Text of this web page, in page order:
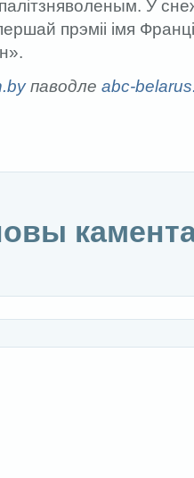
У
прэміі імя
паводле abc-